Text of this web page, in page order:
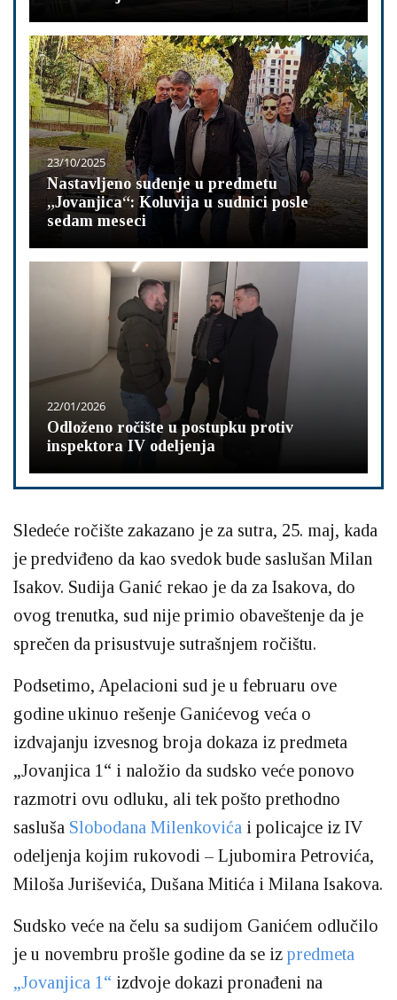
23/10/2025
Nastavljeno suđenje u predmetu
„Jovanjica“: Koluvija u sudnici posle
sedam meseci
22/01/2026
Odloženo ročište u postupku protiv
inspektora IV odeljenja
Sledeće ročište zakazano je za sutra, 25. maj, kada
je predviđeno da kao svedok bude saslušan Milan
Isakov. Sudija Ganić rekao je da za Isakova, do
ovog trenutka, sud nije primio obaveštenje da je
sprečen da prisustvuje sutrašnjem ročištu.
Podsetimo, Apelacioni sud je u februaru ove
godine ukinuo rešenje Ganićevog veća o
izdvajanju izvesnog broja dokaza iz predmeta
„Jovanjica 1“ i naložio da sudsko veće ponovo
razmotri ovu odluku, ali tek pošto prethodno
sasluša Slobodana Milenkovića i policajce iz IV
odeljenja kojim rukovodi – Ljubomira Petrovića,
Miloša Juriševića, Dušana Mitića i Milana Isakova.
Sudsko veće na čelu sa sudijom Ganićem odlučilo
je u novembru prošle godine da se iz predmeta
„Jovanjica 1“ izdvoje dokazi pronađeni na